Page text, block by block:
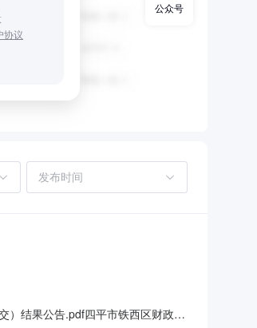
协议
）结果公告.pdf四平市铁西区财政局
公众号